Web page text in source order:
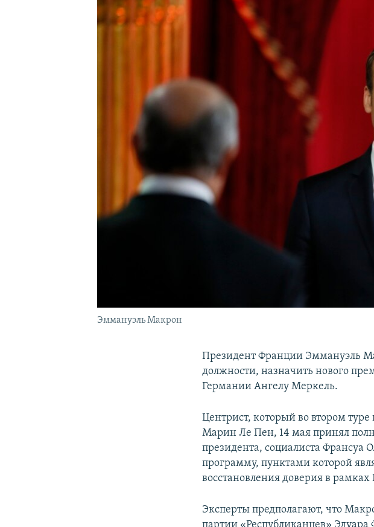
КРЫМ.НЕПОКОРЕННЫЙ
Эммануэль Макрон
Президент Франции Эммануэль
должности, назначить нового
Германии Ангелу Меркель.
Центрист, который во втором
Марин Ле Пен, 14 мая принял
президента, социалиста Франсуа
программу, пунктами которой
восстановления доверия в рамках
Эксперты предполагают, что